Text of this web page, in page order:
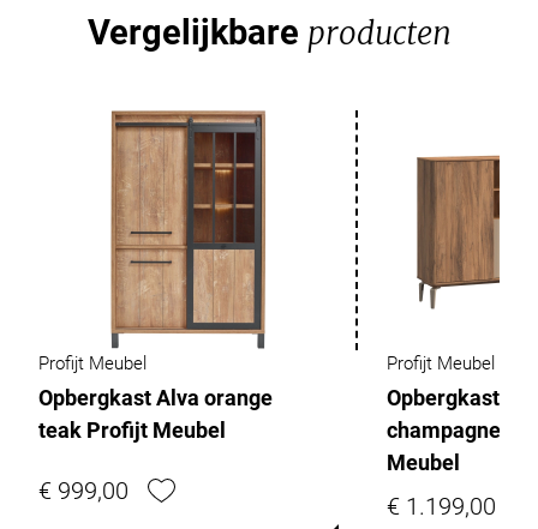
Vergelijkbare producten
Profijt Meubel
Opbergkast Alva orange
teak Profijt Meubel
€ 999,00
Profijt Meubel
Opbergkast
Meubel
€ 1.199,00